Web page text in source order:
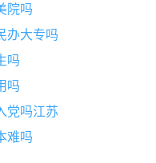
院吗
办大专吗
吗
吗
党吗江苏
难吗